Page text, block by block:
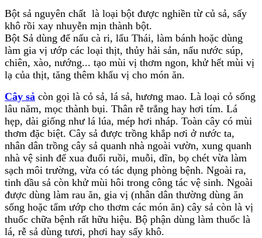
Bột sả nguyên chất là loại bột được nghiền từ củ sả, sấy
khô rồi xay nhuyễn mịn thành bột.
Bột Sả dùng để nấu cà ri, lẩu Thái, làm bánh hoặc dùng
làm gia vị ướp các loại thịt, thủy hải sản, nấu nước súp,
chiên, xào, nướng... tạo mùi vị thơm ngon, khử hết mùi vị
lạ của thịt, tăng thêm khẩu vị cho món ăn.
Cây sả còn gọi là cỏ sả, lá sả, hương mao. Là loại cỏ sống
lâu năm, mọc thành bụi. Thân rễ trắng hay hơi tím. Lá
hẹp, dài giống như lá lúa, mép hơi nháp. Toàn cây có mùi
thơm đặc biệt. Cây sả được trồng khắp nơi ở nước ta,
nhân dân trồng cây sả quanh nhà ngoài vườn, xung quanh
nhà vệ sinh để xua đuổi ruồi, muỗi, dĩn, bọ chét vừa làm
sạch môi trường, vừa có tác dụng phòng bệnh. Ngoài ra,
tinh dầu sả còn khử mùi hôi trong công tác vệ sinh. Ngoài
được dùng làm rau ăn, gia vị (nhân dân thường dùng ăn
sống hoặc tẩm ướp cho thơm các món ăn) cây sả còn là vị
thuốc chữa bệnh rất hữu hiệu. Bộ phận dùng làm thuốc là
lá, rễ sả dùng tươi, phơi hay sấy khô.